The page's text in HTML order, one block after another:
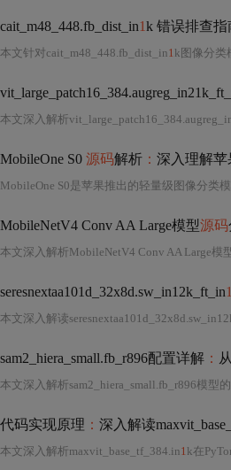
cait_m48_448.fb_dist_in1k 错误排查指
本文针对cait_m48_448.fb_dist_in1k图像分类
本文深入解析
MobileOne S0 源码解析 ： 深入理解
MobileOne S0是苹果推出的轻量级图像分类
MobileNetV4 Conv AA Large模型源码
本文深入解析MobileNetV4 Conv AA Large模
seresnextaa101d_32x8d.sw_in12k_ft_in1
本文深入解读
sam2_hiera_small.fb_r896配置详解 ：
本文深入解析sam2_hiera_small.fb_r896模型
代码实现原理 ： 深入解读
本文深入解析maxvit_base_tf_384.in1k在